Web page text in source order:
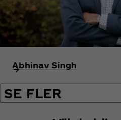
Abhinav Singh
SE FLER